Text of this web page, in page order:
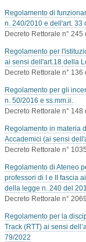
Regolamento di
n. 240/2010 e dell'art. 33
Decreto Rettorale n° 245
Regolamento per
ai sensi dell'art.18 della
Decreto Rettorale n°
Regolamento per gli
n. 50/2016 e ss.mm.ii.
Decreto Rettorale n° 148
Regolamento in materia
Accademici (ai sensi
Decreto Rettorale n°
Regolamento di Ateneo
professori di I e II fascia
della legge n. 240 del
Decreto Rettorale n°
Regolamento per la
Track (RTT) ai sensi
79/2022